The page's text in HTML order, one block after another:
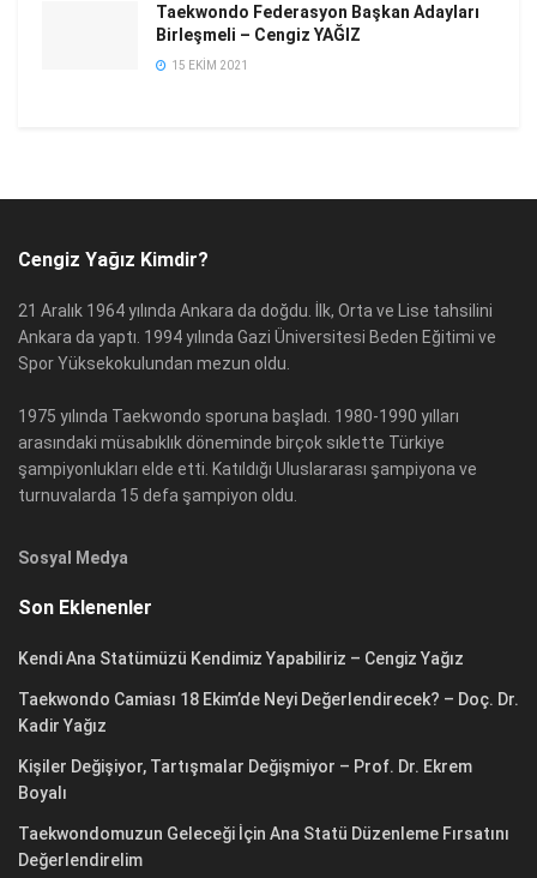
Taekwondo Federasyon Başkan Adayları
Birleşmeli – Cengiz YAĞIZ
15 EKIM 2021
Cengiz Yağız Kimdir?
21 Aralık 1964 yılında Ankara da doğdu. İlk, Orta ve Lise tahsilini
Ankara da yaptı. 1994 yılında Gazi Üniversitesi Beden Eğitimi ve
Spor Yüksekokulundan mezun oldu.
1975 yılında Taekwondo sporuna başladı. 1980-1990 yılları
arasındaki müsabıklık döneminde birçok sıklette Türkiye
şampiyonlukları elde etti. Katıldığı Uluslararası şampiyona ve
turnuvalarda 15 defa şampiyon oldu.
Sosyal Medya
Son Eklenenler
Kendi Ana Statümüzü Kendimiz Yapabiliriz – Cengiz Yağız
Taekwondo Camiası 18 Ekim’de Neyi Değerlendirecek? – Doç. Dr.
Kadir Yağız
Kişiler Değişiyor, Tartışmalar Değişmiyor – Prof. Dr. Ekrem
Boyalı
Taekwondomuzun Geleceği İçin Ana Statü Düzenleme Fırsatını
Değerlendirelim